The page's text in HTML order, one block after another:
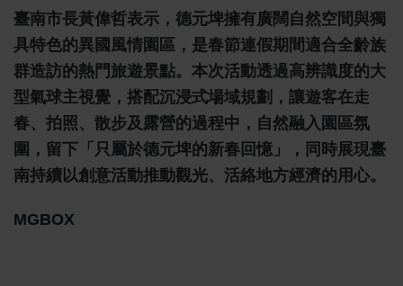
臺南市長黃偉哲表示，德元埤擁有廣闊自然空間與獨
具特色的異國風情園區，是春節連假期間適合全齡族
群造訪的熱門旅遊景點。本次活動透過高辨識度的大
型氣球主視覺，搭配沉浸式場域規劃，讓遊客在走
春、拍照、散步及露營的過程中，自然融入園區氛
圍，留下「只屬於德元埤的新春回憶」，同時展現臺
南持續以創意活動推動觀光、活絡地方經濟的用心。
MGBOX